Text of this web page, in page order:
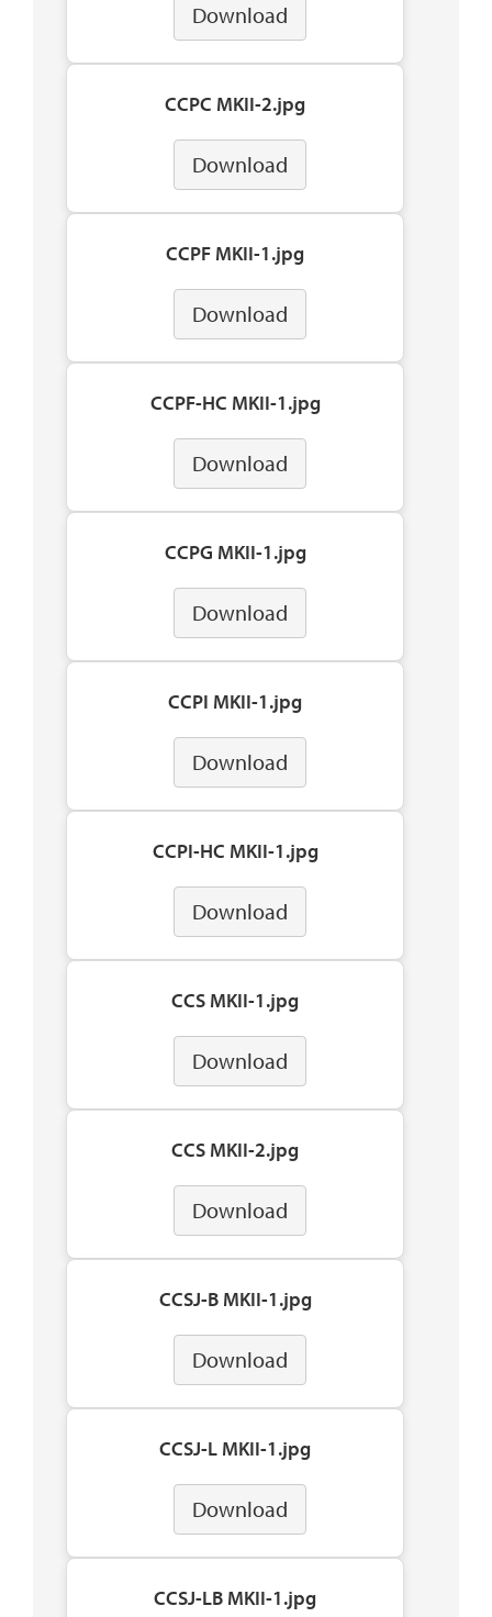
Download
CCPC MKII-2.jpg
Download
CCPF MKII-1.jpg
Download
CCPF-HC MKII-1.jpg
Download
CCPG MKII-1.jpg
Download
CCPI MKII-1.jpg
Download
CCPI-HC MKII-1.jpg
Download
CCS MKII-1.jpg
Download
CCS MKII-2.jpg
Download
CCSJ-B MKII-1.jpg
Download
CCSJ-L MKII-1.jpg
Download
CCSJ-LB MKII-1.jpg